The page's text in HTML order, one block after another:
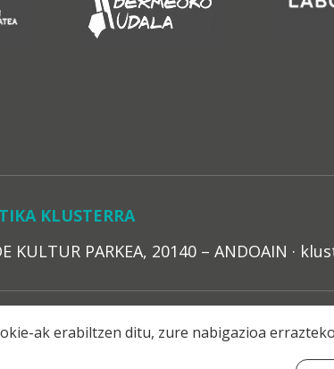
KLUSTERRA
KULTUR PARKEA, 20140 – ANDOAIN ·
ak erabiltzen ditu, zure nabigazioa